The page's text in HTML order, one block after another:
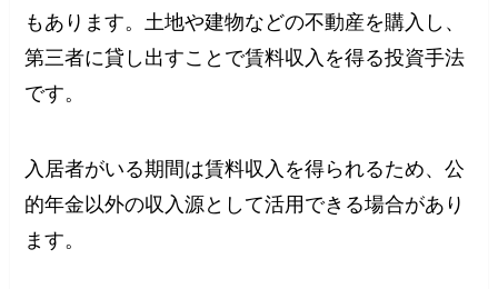
もあります。土地や建物などの不動産を購入し、
第三者に貸し出すことで賃料収入を得る投資手法
です。
入居者がいる期間は賃料収入を得られるため、公
的年金以外の収入源として活用できる場合があり
ます。